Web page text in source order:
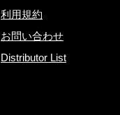
利用規約
お問い合わせ
Distributor List